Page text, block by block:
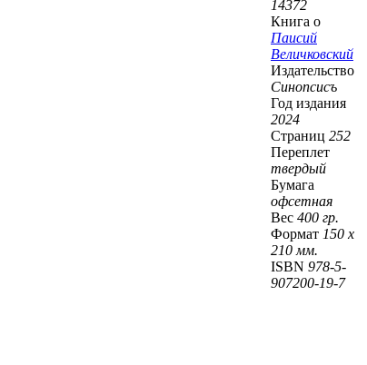
14372
Книга о
Паисий
Величковский
Издательство
Синопсисъ
Год издания
2024
Страниц 252
Переплет
твердый
Бумага
офсетная
Вес 400 гр.
Формат 150 х
210 мм.
ISBN 978-5-
907200-19-7